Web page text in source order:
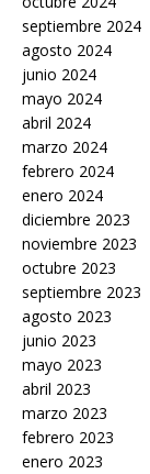
septiembre 2024
agosto 2024
junio 2024
mayo 2024
abril 2024
marzo 2024
febrero 2024
enero 2024
diciembre 2023
noviembre 2023
octubre 2023
septiembre 2023
agosto 2023
junio 2023
mayo 2023
abril 2023
marzo 2023
febrero 2023
enero 2023